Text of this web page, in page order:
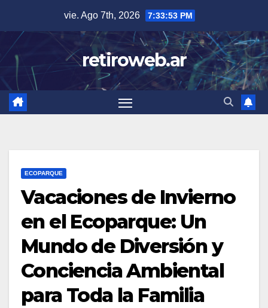
content
vie. Ago 7th, 2026 7:33:54 PM
retiroweb.ar
ECOPARQUE
Vacaciones de Invierno
en el Ecoparque: Un
Mundo de Diversión y
Conciencia Ambiental
para Toda la Familia